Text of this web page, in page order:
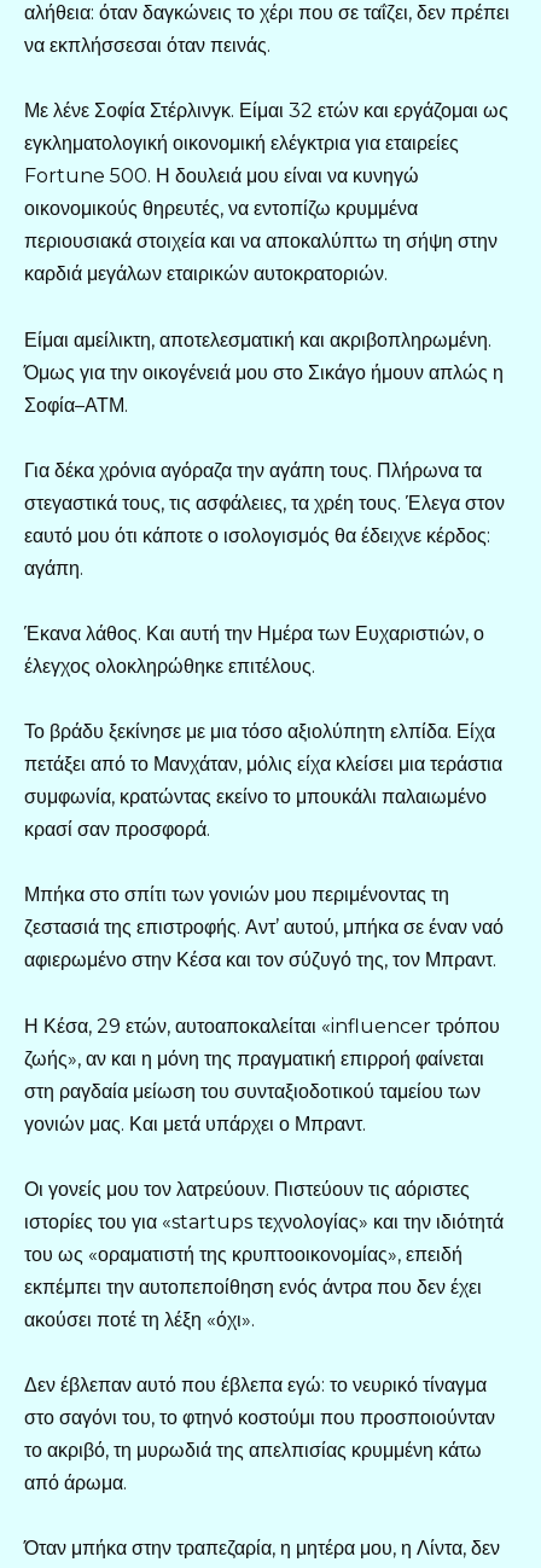
αλήθεια: όταν δαγκώνεις το χέρι που σε ταΐζει, δεν πρέπει
να εκπλήσσεσαι όταν πεινάς.
Με λένε Σοφία Στέρλινγκ. Είμαι 32 ετών και εργάζομαι ως
εγκληματολογική οικονομική ελέγκτρια για εταιρείες
Fortune 500. Η δουλειά μου είναι να κυνηγώ
οικονομικούς θηρευτές, να εντοπίζω κρυμμένα
περιουσιακά στοιχεία και να αποκαλύπτω τη σήψη στην
καρδιά μεγάλων εταιρικών αυτοκρατοριών.
Είμαι αμείλικτη, αποτελεσματική και ακριβοπληρωμένη.
Όμως για την οικογένειά μου στο Σικάγο ήμουν απλώς η
Σοφία–ΑΤΜ.
Για δέκα χρόνια αγόραζα την αγάπη τους. Πλήρωνα τα
στεγαστικά τους, τις ασφάλειες, τα χρέη τους. Έλεγα στον
εαυτό μου ότι κάποτε ο ισολογισμός θα έδειχνε κέρδος:
αγάπη.
Έκανα λάθος. Και αυτή την Ημέρα των Ευχαριστιών, ο
έλεγχος ολοκληρώθηκε επιτέλους.
Το βράδυ ξεκίνησε με μια τόσο αξιολύπητη ελπίδα. Είχα
πετάξει από το Μανχάταν, μόλις είχα κλείσει μια τεράστια
συμφωνία, κρατώντας εκείνο το μπουκάλι παλαιωμένο
κρασί σαν προσφορά.
Μπήκα στο σπίτι των γονιών μου περιμένοντας τη
ζεστασιά της επιστροφής. Αντ’ αυτού, μπήκα σε έναν ναό
αφιερωμένο στην Κέσα και τον σύζυγό της, τον Μπραντ.
Η Κέσα, 29 ετών, αυτοαποκαλείται «influencer τρόπου
ζωής», αν και η μόνη της πραγματική επιρροή φαίνεται
στη ραγδαία μείωση του συνταξιοδοτικού ταμείου των
γονιών μας. Και μετά υπάρχει ο Μπραντ.
Οι γονείς μου τον λατρεύουν. Πιστεύουν τις αόριστες
ιστορίες του για «startups τεχνολογίας» και την ιδιότητά
του ως «οραματιστή της κρυπτοοικονομίας», επειδή
εκπέμπει την αυτοπεποίθηση ενός άντρα που δεν έχει
ακούσει ποτέ τη λέξη «όχι».
Δεν έβλεπαν αυτό που έβλεπα εγώ: το νευρικό τίναγμα
στο σαγόνι του, το φτηνό κοστούμι που προσποιούνταν
το ακριβό, τη μυρωδιά της απελπισίας κρυμμένη κάτω
από άρωμα.
Όταν μπήκα στην τραπεζαρία, η μητέρα μου, η Λίντα, δεν